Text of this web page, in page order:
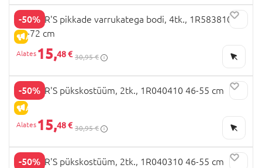
-50%
ALLAHINDLUS
CARTER'S pikkade varrukatega bodi, 4tk., 1R583810
69-72 cm
15,48 € 30,95 €
-50%
ALLAHINDLUS
CARTER'S pükskostüüm, 2tk., 1R040410 46-55 cm
15,48 € 30,95 €
-50%
CARTER'S pükskostüüm, 2tk., 1R040310 46-55 cm